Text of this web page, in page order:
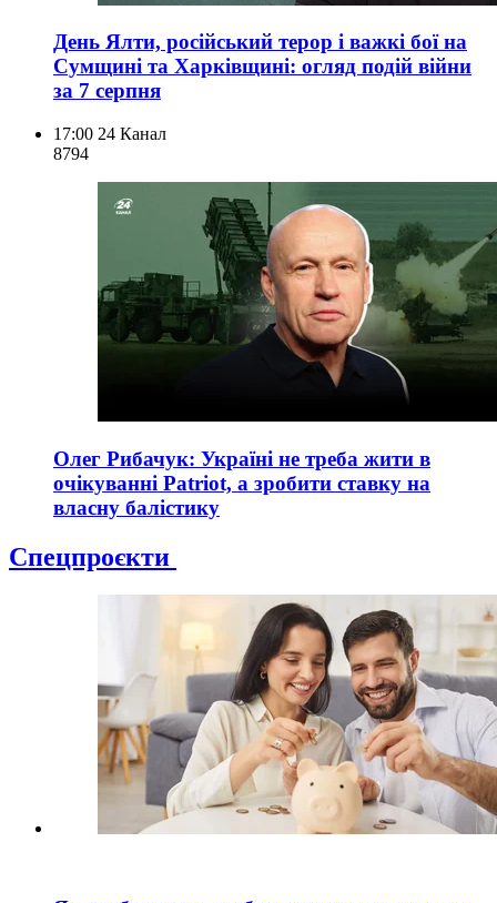
День Ялти, російський терор і важкі бої на
Сумщині та Харківщині: огляд подій війни
за 7 серпня
17:00 24 Канал
8794
Олег Рибачук: Україні не треба жити в
очікуванні Patriot, а зробити ставку на
власну балістику
Спецпроєкти